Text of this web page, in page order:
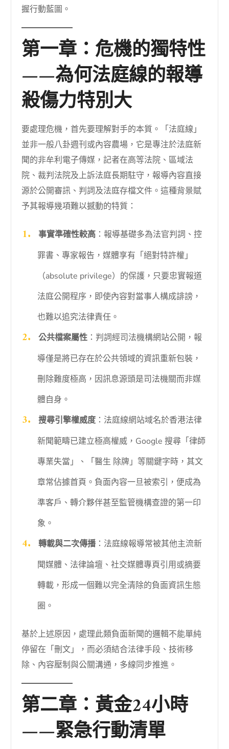
握行動藍圖。
第一章：危機的獨特性
——為何法庭線的報導
殺傷力特別大
要處理危機，首先要理解對手的本質。「法庭線」
並非一般八卦週刊或內容農場，它是專注於法庭新
聞的非牟利電子傳媒，記者在高等法院、區域法
院、裁判法院及上訴法庭長期駐守，報導內容直接
源於公開審訊、判詞及法庭存檔文件。這種背景賦
予其報導幾項難以撼動的特質：
事實準確性較高：報導基礎多為法官判詞、控
罪書、專家報告，媒體享有「絕對特許權」
（absolute privilege）的保護，只要忠實報道
法庭公開程序，即使內容對當事人構成誹謗，
也難以追究法律責任。
公共檔案屬性：判詞經司法機構網站公開，報
導僅是將已存在於公共領域的資訊重新包裝，
刪除難度極高，因訊息源頭是司法機關而非媒
體自身。
搜尋引擎權威度：法庭線網站域名於香港法律
新聞範疇已建立極高權威，Google 搜尋「律師
專業失當」、「醫生 除牌」等關鍵字時，其文
章常佔據首頁。負面內容一旦被索引，便成為
準客戶、轉介夥伴甚至監管機構查證的第一印
象。
轉載與二次傳播：法庭線報導常被其他主流新
聞媒體、法律論壇、社交媒體專頁引用或摘要
轉載，形成一個難以完全清除的負面資訊生態
圈。
基於上述原因，處理此類負面新聞的邏輯不能單純
停留在「刪文」，而必須結合法律手段、技術移
除、內容壓制與公關溝通，多線同步推進。
第二章：黃金24小時
——緊急行動清單